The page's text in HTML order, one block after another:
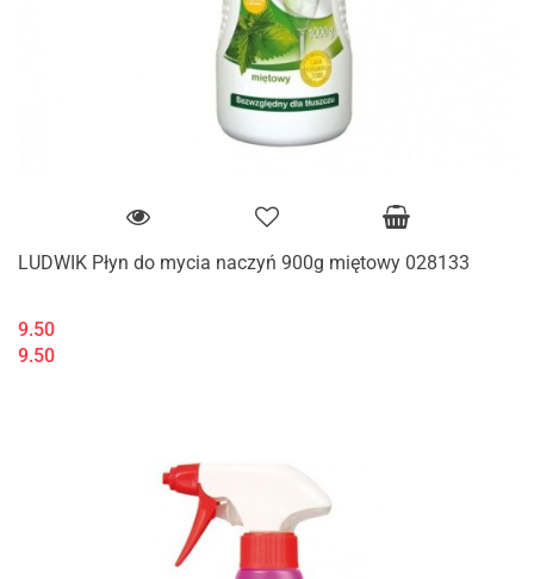
LUDWIK Płyn do mycia naczyń 900g miętowy 028133
9.50
9.50